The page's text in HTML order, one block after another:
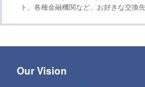
ト、各種金融機関など、お好きな交換
Our Vision